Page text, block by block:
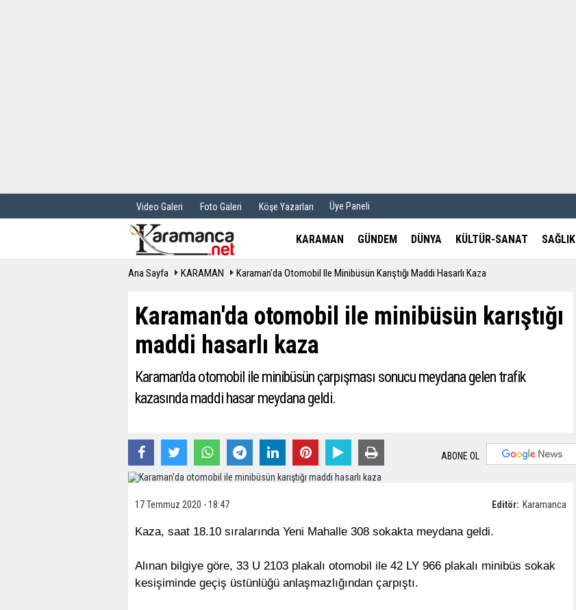
Video Galeri Foto Galeri Köşe Yazarları Üye Paneli
KARAMAN GÜNDEM DÜNYA KÜLTÜR-SANAT SAĞLIK
Ana Sayfa KARAMAN Karaman'da Otomobil Ile Minibüsün Karıştığı Maddi Hasarlı Kaza
Karaman'da otomobil ile minibüsün karıştığı
maddi hasarlı kaza
Karaman'da otomobil ile minibüsün çarpışması sonucu meydana gelen trafik
kazasında maddi hasar meydana geldi.
ABONE OL
Editör: Karamanca
17 Temmuz 2020 - 18:47
Kaza, saat 18.10 sıralarında Yeni Mahalle 308 sokakta meydana geldi.
Alınan bilgiye göre, 33 U 2103 plakalı otomobil ile 42 LY 966 plakalı minibüs sokak
kesişiminde geçiş üstünlüğü anlaşmazlığından çarpıştı.